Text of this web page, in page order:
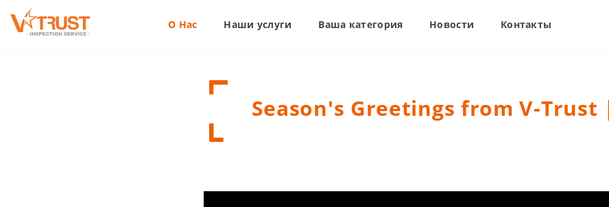
О Нас Наши услуги Ваша категория Новости Контакты
Season's Greetings from V-Trust